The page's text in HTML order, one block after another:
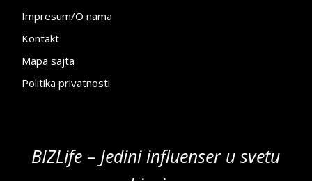
Impresum/O nama
Kontakt
Mapa sajta
Politika privatnosti
BIZLife – Jedini influenser u svetu